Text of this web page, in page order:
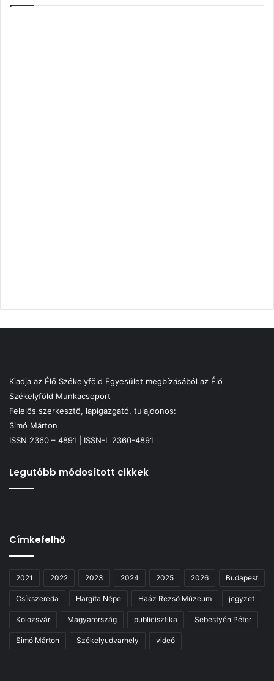
Kiadja az Élő Székelyföld Egyesület megbízásából az Élő
Székelyföld Munkacsoport
Felelős szerkesztő, lapigazgató, tulajdonos:
Simó Márton
ISSN 2360 – 4891 | ISSN-L 2360-4891
Legutóbb módosított cikkek
Címkefelhő
2021 2022 2023 2024 2025 2026 Budapest
Csíkszereda Hargita Népe Haáz Rezső Múzeum jegyzet
Kolozsvár Magyarország publicisztika Sebestyén Péter
Simó Márton Székelyudvarhely videó